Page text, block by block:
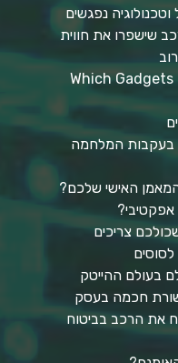
נפגשים
שישפרו את חווית
Which
בעקבות המלחמה
האישי שלכם?
אפקטיבי?
צריכים
חכמה בעסק
את הרכב בביטוח